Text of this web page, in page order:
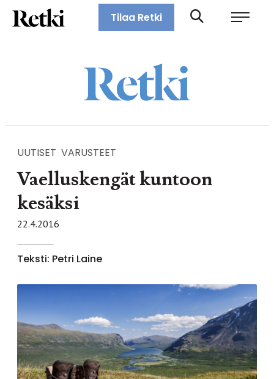
Siirry
suoraan
Retki-lehti
Tilaa Retki
UUTISET VARUSTEET
Vaelluskengät kuntoon
kesäksi
22.4.2016
Teksti: Petri Laine